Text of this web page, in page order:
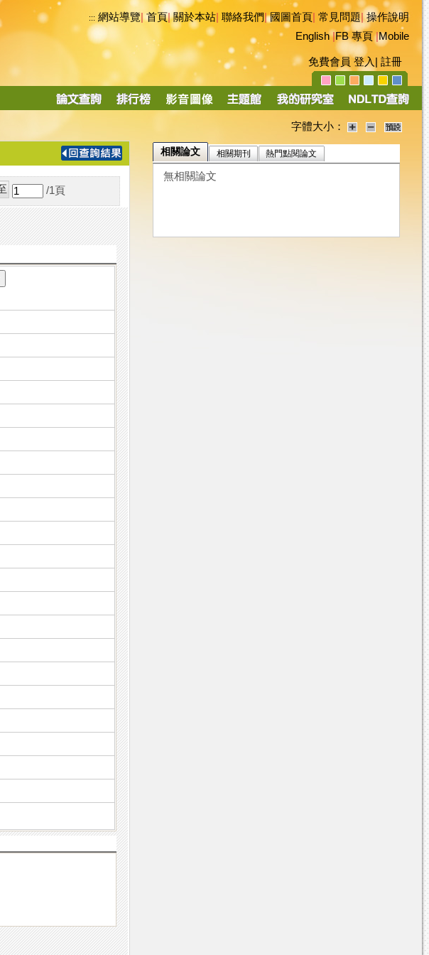
::: 網站導覽|首頁|關於本站 聯絡我們|國圖首頁 常見問題|操作說明
English|FB 專頁|Mobile
免費會員 登入 註冊
導
字體大小：
/1 頁
相關論文 相關期刊 熱門點閱論文
無相關論文